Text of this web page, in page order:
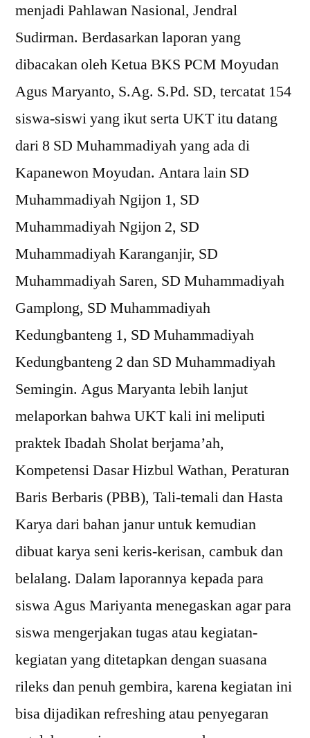
menjadi Pahlawan Nasional, Jendral
Sudirman. Berdasarkan laporan yang
dibacakan oleh Ketua BKS PCM Moyudan
Agus Maryanto, S.Ag. S.Pd. SD, tercatat 154
siswa-siswi yang ikut serta UKT itu datang
dari 8 SD Muhammadiyah yang ada di
Kapanewon Moyudan. Antara lain SD
Muhammadiyah Ngijon 1, SD
Muhammadiyah Ngijon 2, SD
Muhammadiyah Karanganjir, SD
Muhammadiyah Saren, SD Muhammadiyah
Gamplong, SD Muhammadiyah
Kedungbanteng 1, SD Muhammadiyah
Kedungbanteng 2 dan SD Muhammadiyah
Semingin. Agus Maryanta lebih lanjut
melaporkan bahwa UKT kali ini meliputi
praktek Ibadah Sholat berjama’ah,
Kompetensi Dasar Hizbul Wathan, Peraturan
Baris Berbaris (PBB), Tali-temali dan Hasta
Karya dari bahan janur untuk kemudian
dibuat karya seni keris-kerisan, cambuk dan
belalang. Dalam laporannya kepada para
siswa Agus Mariyanta menegaskan agar para
siswa mengerjakan tugas atau kegiatan-
kegiatan yang ditetapkan dengan suasana
rileks dan penuh gembira, karena kegiatan ini
bisa dijadikan refreshing atau penyegaran